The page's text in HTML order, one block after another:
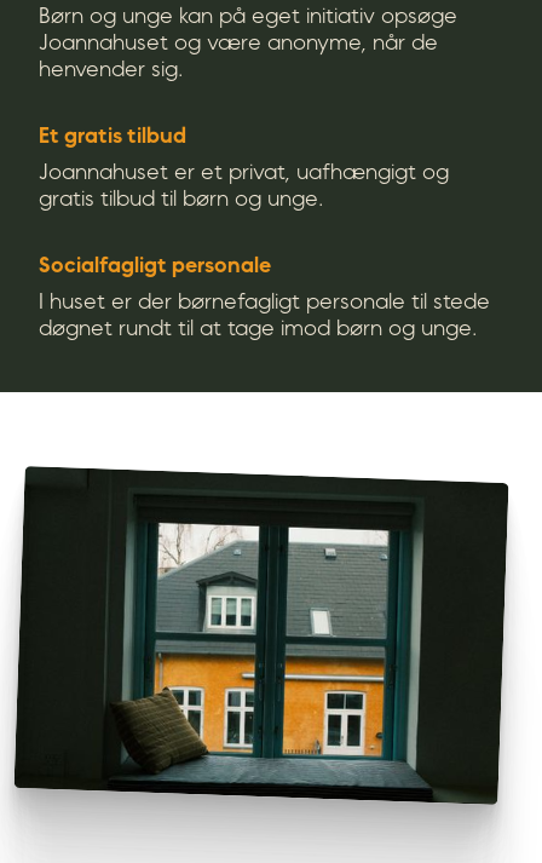
Børn og unge kan på eget initiativ opsøge
Joannahuset og være anonyme, når de
henvender sig.
Et gratis tilbud
Joannahuset er et privat, uafhængigt og
gratis tilbud til børn og unge.
Socialfagligt personale
I huset er der børnefagligt personale til stede
døgnet rundt til at tage imod børn og unge.